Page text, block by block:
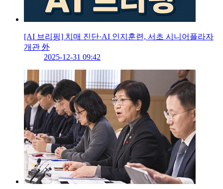
[AI 브리핑] 치매 진단·AI 인지훈련, 서초 시니어플라자
개관 外
2025-12-31 09:42